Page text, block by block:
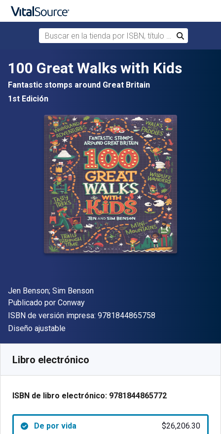
Saltar al contenido principal
Buscar en la tienda por ISBN, título o autor
Buscar
100 Great Walks with Kids
Fantastic stomps around Great Britain
1st Edición
Autor(es)
Jen Benson; Sim Benson
Editor
Publicado por Conway
ISBN de versión impresa: 9781844865758
Formato
Diseño ajustable
Libro electrónico
ISBN de libro electrónico: 9781844865772
De por vida $26,206.30